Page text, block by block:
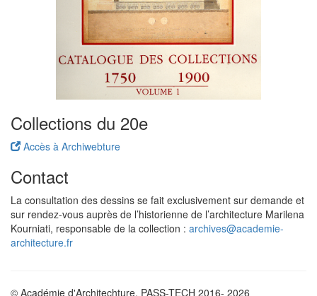
Collections du 20e
Accès à Archiwebture
Contact
La consultation des dessins se fait exclusivement sur demande et
sur rendez-vous auprès de l’historienne de l’architecture Marilena
Kourniati, responsable de la collection : archives@academie-
architecture.fr
© Académie d'Architechture, PASS-TECH 2016- 2026